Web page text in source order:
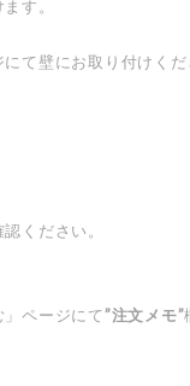
す。
て壁にお取り付けくだ
ください。
ページにて”注文メモ”